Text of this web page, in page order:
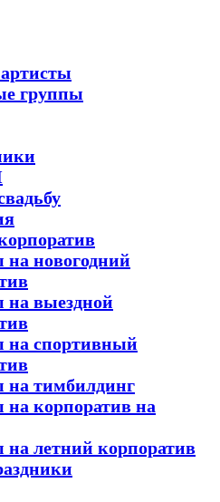
группы
на новогодний
на выездной
на спортивный
на тимбилдинг
на корпоратив на
на летний корпоратив